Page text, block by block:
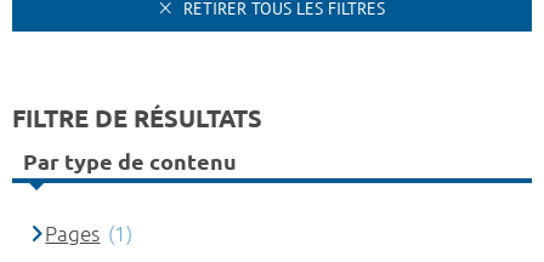
RETIRER TOUS LES FILTRES
FILTRE DE RÉSULTATS
Par type de contenu
Pages (1)